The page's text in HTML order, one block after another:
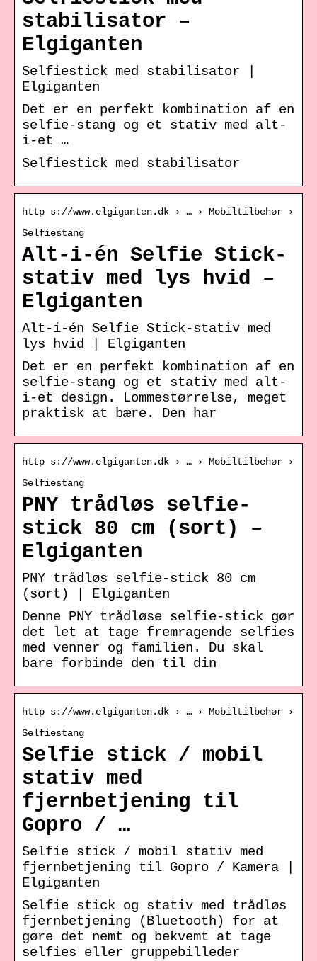
stabilisator –
Elgiganten
Selfiestick med stabilisator |
Elgiganten
Det er en perfekt kombination af en
selfie-stang og et stativ med alt-
i-et …
Selfiestick med stabilisator
http s://www.elgiganten.dk › … › Mobiltilbehør ›
Selfiestang
Alt-i-én Selfie Stick-
stativ med lys hvid –
Elgiganten
Alt-i-én Selfie Stick-stativ med
lys hvid | Elgiganten
Det er en perfekt kombination af en
selfie-stang og et stativ med alt-
i-et design. Lommestørrelse, meget
praktisk at bære. Den har
http s://www.elgiganten.dk › … › Mobiltilbehør ›
Selfiestang
PNY trådløs selfie-
stick 80 cm (sort) –
Elgiganten
PNY trådløs selfie-stick 80 cm
(sort) | Elgiganten
Denne PNY trådløse selfie-stick gør
det let at tage fremragende selfies
med venner og familien. Du skal
bare forbinde den til din
http s://www.elgiganten.dk › … › Mobiltilbehør ›
Selfiestang
Selfie stick / mobil
stativ med
fjernbetjening til
Gopro / …
Selfie stick / mobil stativ med
fjernbetjening til Gopro / Kamera |
Elgiganten
Selfie stick og stativ med trådløs
fjernbetjening (Bluetooth) for at
gøre det nemt og bekvemt at tage
selfies eller gruppebilleder